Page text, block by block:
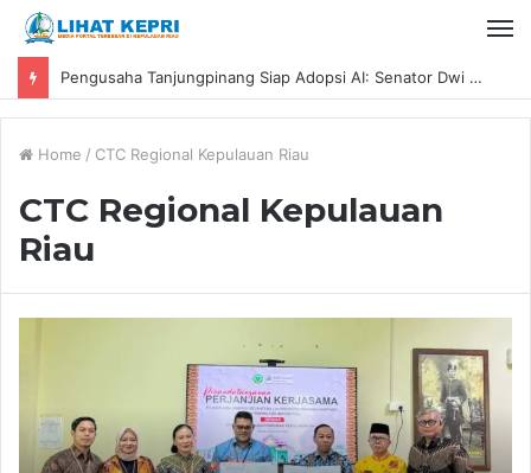
Pengusaha Tanjungpinang Siap Adopsi AI: Senator Dwi Ajeng Sekar Respaty Dorong UMKM Tingkatkan Daya Saing Melalui AIM ASEAN
Home / CTC Regional Kepulauan Riau
CTC Regional Kepulauan
Riau